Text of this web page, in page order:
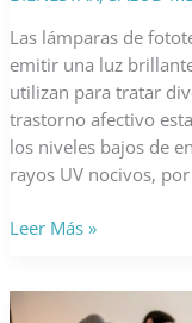
Las lámparas de
emitir una luz
utilizan para tratar
trastorno afectivo
los niveles bajos de
rayos UV nocivos,
Los
las
Leer Más »